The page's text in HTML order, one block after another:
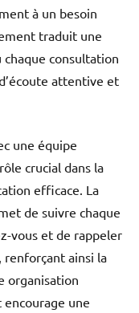
à un besoin
traduit une
consultation
attentive et
une équipe
crucial dans la
efficace. La
de suivre chaque
vous et de rappeler
renforçant ainsi la
organisation
une